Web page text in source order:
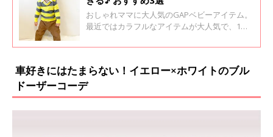
おしゃれママに大人気のGAPベビーアイテム。
最近ではカラフルなアイテムが大人気で、1枚
すよね！春に向けて、ぜひGAPベビーのアイテ
車好きにはたまらない！イエロー×ホワイトのブル
ドーザーコーデ